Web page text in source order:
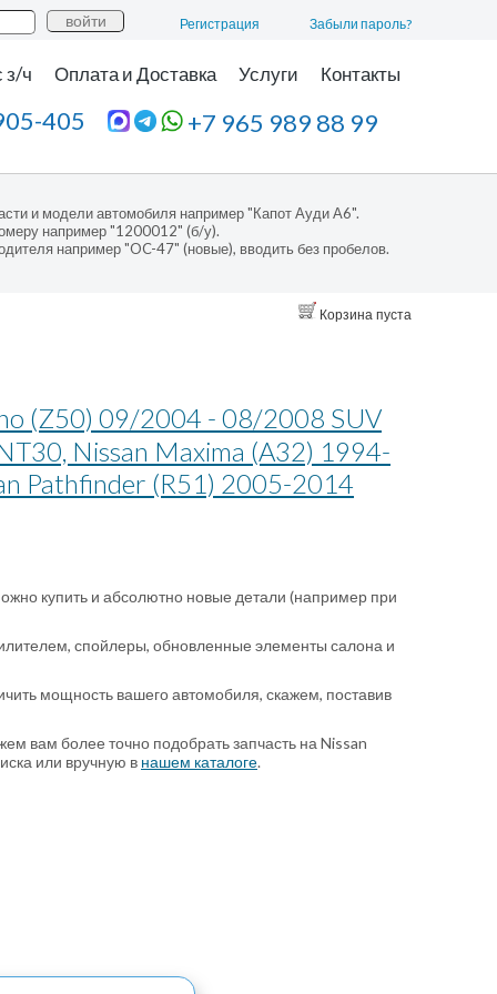
Забыли пароль?
Регистрация
Контакты
Услуги
Оплата и Доставка
з/ч
+7 965 989 88 99
405
и модели автомобиля например "Капот Ауди А6".
например "1200012" (б/у).
например "OC-47" (новые), вводить без пробелов.
Корзина пуста
(Z50) 09/2004 - 08/2008 SUV
Nissan Maxima (A32) 1994-
Pathfinder (R51) 2005-2014
купить и абсолютно новые детали (например при
спойлеры, обновленные элементы салона и
мощность вашего автомобиля, скажем, поставив
вам более точно подобрать запчасть на Nissan
или вручную в нашем каталоге.